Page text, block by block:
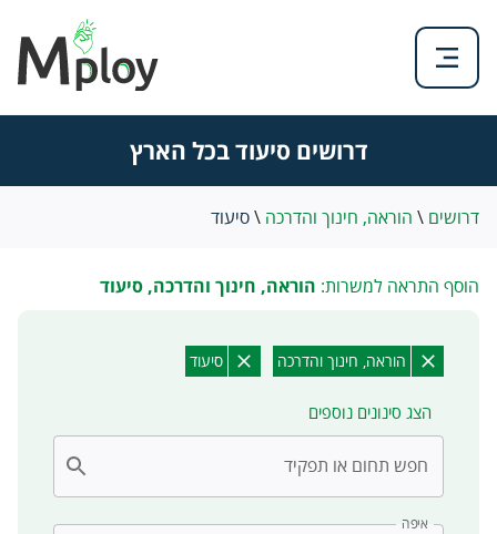
דרושים סיעוד בכל הארץ
דרושים \ הוראה, חינוך והדרכה \סיעוד
הוסף התראה למשרות: הוראה, חינוך והדרכה, סיעוד
הוראה, חינוך והדרכה סיעוד
הצג סינונים נוספים
חפש תחום או תפקיד
איפה